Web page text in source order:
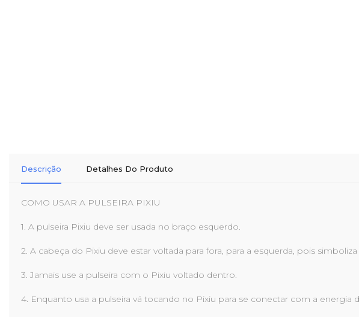
Descrição Detalhes Do Produto
COMO USAR A PULSEIRA PIXIU
1. A pulseira Pixiu deve ser usada no braço esquerdo.
2. A cabeça do Pixiu deve estar voltada para fora, para a esquerda, pois
3. Jamais use a pulseira com o Pixiu voltado dentro.
4. Enquanto usa a pulseira vá tocando no Pixiu para se conectar com a energia